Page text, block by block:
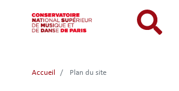
au
contenu
Catalogue
Mon
Menu
Menu
Accueil Plan du site